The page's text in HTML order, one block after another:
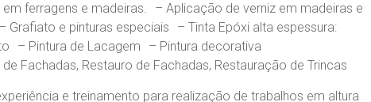
ferragens e madeiras. – Aplicação de verniz em madeiras e
Grafiato e pinturas especiais – Tinta Epóxi alta espessura:
– Pintura de Lacagem – Pintura decorativa
Fachadas, Restauro de Fachadas, Restauração de Trincas
e treinamento para realização de trabalhos em altura